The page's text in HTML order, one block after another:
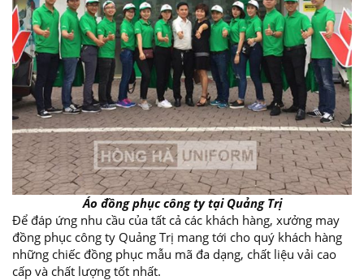
Áo đồng phục công ty tại Quảng Trị
Để đáp ứng nhu cầu của tất cả các khách hàng, xưởng may
đồng phục công ty Quảng Trị mang tới cho quý khách hàng
những chiếc đồng phục mẫu mã đa dạng, chất liệu vải cao
cấp và chất lượng tốt nhất.